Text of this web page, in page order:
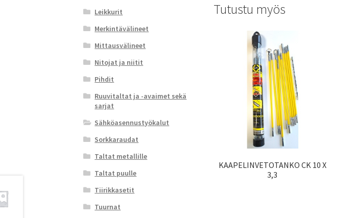
Tutustu myös
KAAPELINVETOTANKO CK 10 X
3,3
Leikkurit
Merkintävälineet
Mittausvälineet
Nitojat ja niitit
Pihdit
Ruuvitaltat ja -avaimet sekä
sarjat
Sähköasennustyökalut
Sorkkaraudat
Taltat metallille
Taltat puulle
Tiirikkasetit
Tuurnat